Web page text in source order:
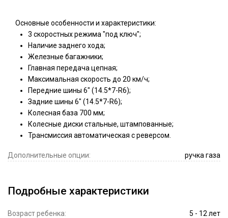
Основные особенности и характеристики:
3 скоростных режима "под ключ";
Наличие заднего хода;
Железные багажники;
Главная передача цепная;
Максимальная скорость до 20 км/ч;
Передние шины 6" (14.5*7-R6);
Задние шины 6" (14.5*7-R6);
Колесная база 700 мм;
Колесные диски стальные, штампованные;
Трансмиссия автоматическая с реверсом.
Дополнительные опции: ручка газа
Подробные характеристики
Возраст ребенка: 5 - 12 лет